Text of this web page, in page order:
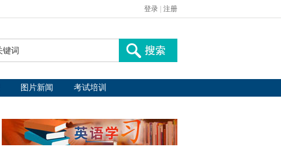
登录 注册
图片新闻 考试培训